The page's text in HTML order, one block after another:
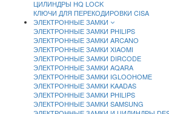
ЦИЛИНДРЫ HQ LOCK
КЛЮЧИ ДЛЯ ПЕРЕКОДИРОВКИ CISA
ЭЛЕКТРОННЫЕ ЗАМКИ
ЭЛЕКТРОННЫЕ ЗАМКИ PHILIPS
ЭЛЕКТРОННЫЕ ЗАМКИ ARCANO
ЭЛЕКТРОННЫЕ ЗАМКИ XIAOMI
ЭЛЕКТРОННЫЕ ЗАМКИ DIRCODE
ЭЛЕКТРОННЫЕ ЗАМКИ AQARA
ЭЛЕКТРОННЫЕ ЗАМКИ IGLOOHOME
ЭЛЕКТРОННЫЕ ЗАМКИ KAADAS
ЭЛЕКТРОННЫЕ ЗАМКИ PHILIPS
ЭЛЕКТРОННЫЕ ЗАМКИ SAMSUNG